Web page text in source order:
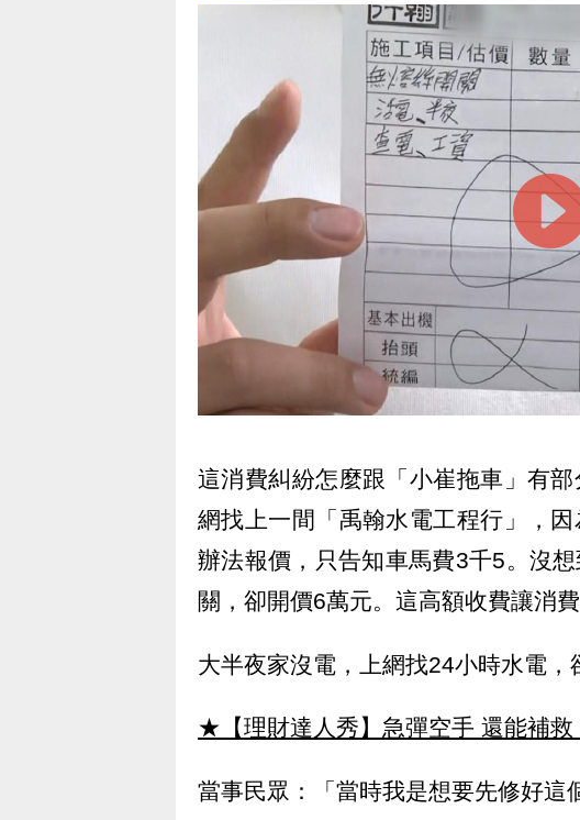
這消費糾紛怎麼跟「小崔拖車」有
網找上一間「禹翰水電工程行」，
辦法報價，只告知車馬費3千5。沒
關，卻開價6萬元。這高額收費讓消費
大半夜家沒電，上網找24小時水電，
★【理財達人秀】急彈空手 還能補救
當事民眾：「當時我是想要先修好這